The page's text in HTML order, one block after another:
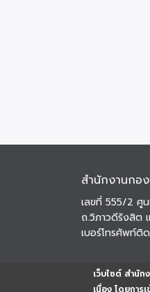
เว็บไซต์ สำนัก
เนื่อง โดยการ
สำนักงานกอ
เลขที่ 555/2 ศูน
ถ.วิภาวดีรังสิต
เบอร์โทรศัพท์ติ